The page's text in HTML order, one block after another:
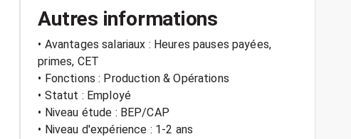
Autres informations
• Avantages salariaux : Heures pauses payées,
primes, CET
• Fonctions : Production & Opérations
• Statut : Employé
• Niveau étude : BEP/CAP
• Niveau d'expérience : 1-2 ans